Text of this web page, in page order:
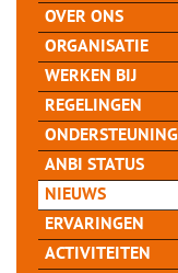
OVER ONS
ORGANISATIE
WERKEN BIJ
REGELINGEN
ONDERSTEUNING
ANBI STATUS
NIEUWS
ERVARINGEN
ACTIVITEITEN